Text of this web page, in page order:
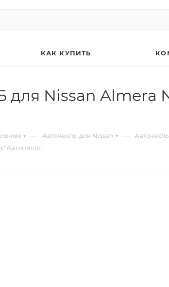
КАК КУПИТЬ
Nissan Almera
— Авточехлы для Nissan —
"Автопилот"